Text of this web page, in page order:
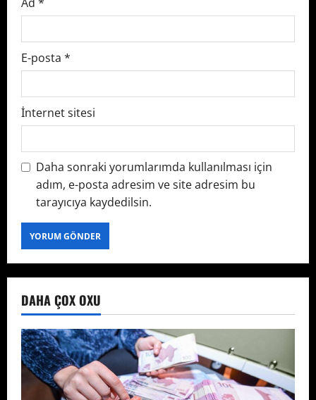
E-posta *
İnternet sitesi
Daha sonraki yorumlarımda kullanılması için
adım, e-posta adresim ve site adresim bu
tarayıcıya kaydedilsin.
DAHA ÇOX OXU